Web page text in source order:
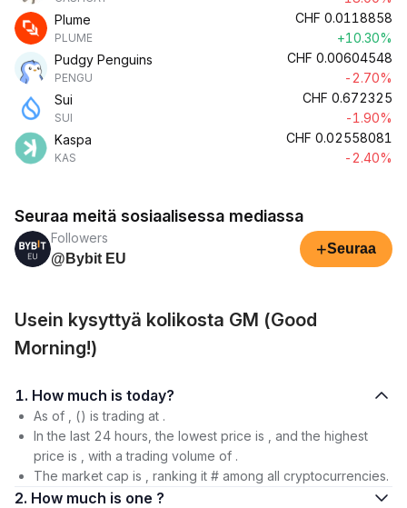
Plume
PLUME
CHF 0.0118858
+10.30%
Pudgy Penguins
PENGU
CHF 0.00604548
-2.70%
Sui
SUI
CHF 0.672325
-1.90%
Kaspa
KAS
CHF 0.02558081
-2.40%
Seuraa meitä sosiaalisessa mediassa
Followers
@Bybit EU
+Seuraa
Usein kysyttyä kolikosta GM (Good
Morning!)
1. How much is today?
As of , () is trading at .
In the last 24 hours, the lowest price is , and the highest
price is , with a trading volume of .
The market cap is , ranking it # among all cryptocurrencies.
2. How much is one ?